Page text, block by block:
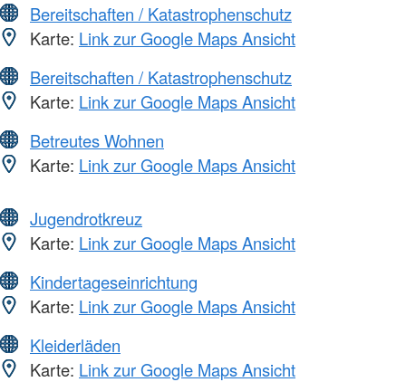
Bereitschaften / Katastrophenschutz
Karte: Link zur Google Maps Ansicht
Bereitschaften / Katastrophenschutz
Karte: Link zur Google Maps Ansicht
Betreutes Wohnen
Karte: Link zur Google Maps Ansicht
Jugendrotkreuz
Karte: Link zur Google Maps Ansicht
Kindertageseinrichtung
Karte: Link zur Google Maps Ansicht
Kleiderläden
Karte: Link zur Google Maps Ansicht